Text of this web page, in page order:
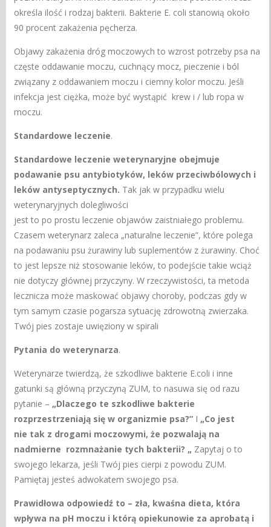
określa ilość i rodzaj bakterii. Bakterie E. coli stanowią około
90 procent zakażenia pęcherza.
Objawy zakażenia dróg moczowych to wzrost potrzeby psa na
częste oddawanie moczu, cuchnący mocz, pieczenie i ból
związany z oddawaniem moczu i ciemny kolor moczu. Jeśli
infekcja jest ciężka, może być wystąpić krew i / lub ropa w
moczu.
Standardowe leczenie.
Standardowe leczenie weterynaryjne obejmuje
podawanie psu antybiotyków, leków przeciwbólowych i
leków antyseptycznych. Tak jak w przypadku wielu
weterynaryjnych dolegliwości
jest to po prostu leczenie objawów zaistniałego problemu.
Czasem weterynarz zaleca „naturalne leczenie”, które polega
na podawaniu psu żurawiny lub suplementów z żurawiny. Choć
to jest lepsze niż stosowanie leków, to podejście takie wciąż
nie dotyczy głównej przyczyny. W rzeczywistości, ta metoda
lecznicza może maskować objawy choroby, podczas gdy w
tym samym czasie pogarsza sytuację zdrowotną zwierzaka.
Twój pies zostaje uwięziony w spirali
Pytania do weterynarza.
Weterynarze twierdzą, że szkodliwe bakterie E.coli i inne
gatunki są główną przyczyną ZUM, to nasuwa się od razu
pytanie – „Dlaczego te szkodliwe bakterie
rozprzestrzeniają się w organizmie psa?” I „Co jest
nie tak z drogami moczowymi, że pozwalają na
nadmierne rozmnażanie tych bakterii? „ Zapytaj o to
swojego lekarza, jeśli Twój pies cierpi z powodu ZUM.
Pamiętaj jesteś adwokatem swojego psa.
Prawidłowa odpowiedź to – zła, kwaśna dieta, która
wpływa na pH moczu i którą opiekunowie za aprobatą i